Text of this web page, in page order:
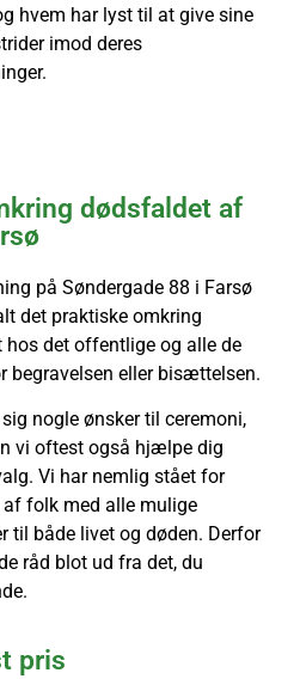
hvem har lyst til at give sine
imod deres
dødsfaldet af
på Søndergade 88 i Farsø
det praktiske omkring
det offentlige og alle de
begravelsen eller bisættelsen.
nogle ønsker til ceremoni,
vi oftest også hjælpe dig
Vi har nemlig stået for
folk med alle mulige
til både livet og døden. Derfor
råd blot ud fra det, du
pris